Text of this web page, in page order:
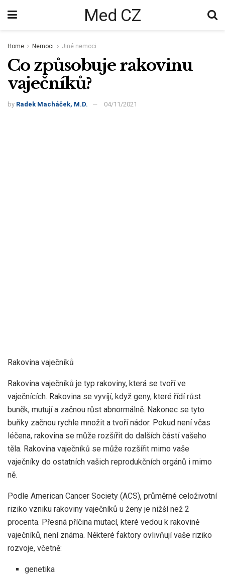
Med CZ
Home Nemoci Jiné nemoci
Co způsobuje rakovinu
vaječníků?
by Radek Macháček, M.D. 04/11/2021
Rakovina vaječníků
Rakovina vaječníků je typ rakoviny, která se tvoří ve
vaječnících. Rakovina se vyvíjí, když geny, které řídí růst
buněk, mutují a začnou růst abnormálně. Nakonec se tyto
buňky začnou rychle množit a tvoří nádor. Pokud není včas
léčena, rakovina se může rozšířit do dalších částí vašeho
těla. Rakovina vaječníků se může rozšířit mimo vaše
vaječníky do ostatních vašich reprodukčních orgánů i mimo
ně.
Podle American Cancer Society (ACS), průměrné celoživotní
riziko vzniku rakoviny vaječníků u ženy je nižší než 2
procenta. Přesná příčina mutací, které vedou k rakovině
vaječníků, není známa. Některé faktory ovlivňují vaše riziko
rozvoje, včetně:
genetika